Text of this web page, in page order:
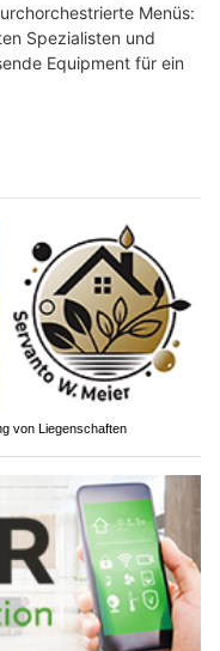
Menüs:
Spezialisten und
Equipment für ein
von Liegenschaften